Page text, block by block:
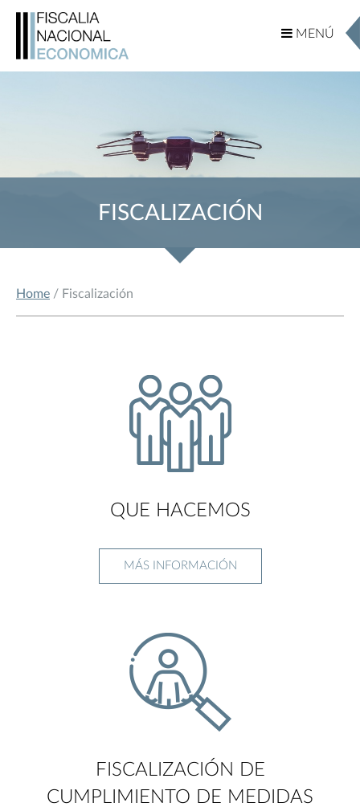
MENÚ
MENÚ
FISCALIZACIÓN
Home / Fiscalización
QUE HACEMOS
MÁS INFORMACIÓN
FISCALIZACIÓN DE
CUMPLIMIENTO DE MEDIDAS